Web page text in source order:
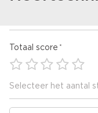
Totaal score
Selecteer het aantal